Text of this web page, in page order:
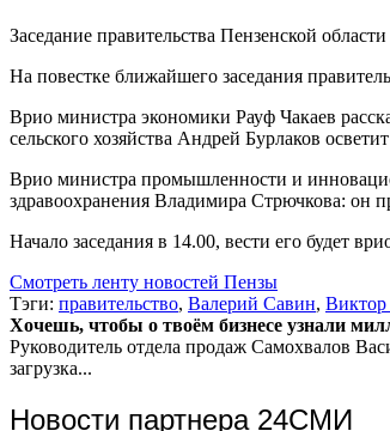
Заседание правительства Пензенской
На повестке ближайшего заседания
Врио министра экономики Рауф Чакаев
сельского хозяйства Андрей Бурлаков
Врио министра промышленности и
здравоохранения Владимира Стрючкова: он
Начало заседания в 14.00, вести его будет
Смотреть ленту новостей Пензы
Тэги: правительство, Валерий Савин,
Хочешь, чтобы о твоём бизнесе узнали
Руководитель отдела продаж Самохвалов
загрузка...
Новости партнера 24СМИ